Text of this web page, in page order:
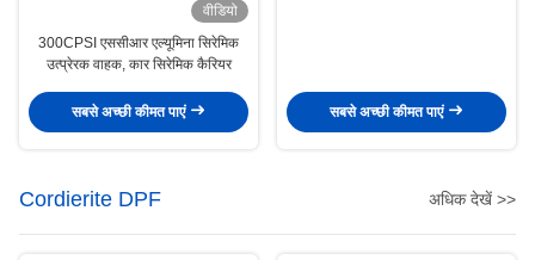
वीडियो
300CPSI एससीआर एल्यूमिना सिरेमिक
उत्प्रेरक वाहक, कार सिरेमिक कैरियर
सबसे अच्छी कीमत पाएं सबसे अच्छी कीमत पाएं
Cordierite DPF अधिक देखें >>